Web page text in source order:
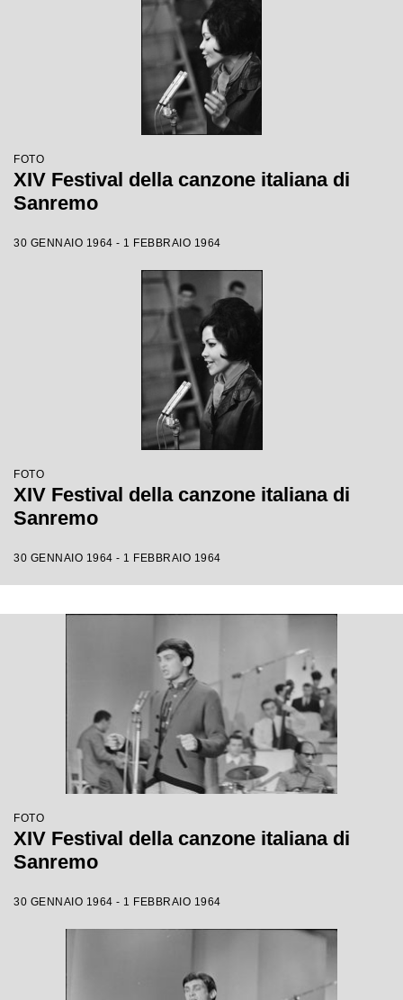
FOTO
XIV Festival della canzone italiana di
Sanremo
30 GENNAIO 1964 - 1 FEBBRAIO 1964
FOTO
XIV Festival della canzone italiana di
Sanremo
30 GENNAIO 1964 - 1 FEBBRAIO 1964
FOTO
XIV Festival della canzone italiana di
Sanremo
30 GENNAIO 1964 - 1 FEBBRAIO 1964